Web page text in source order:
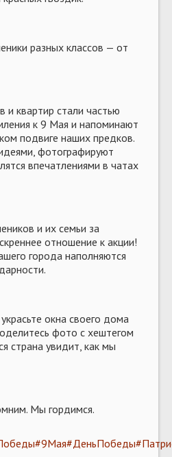
разных классов — от
квартир стали частью
к 9 Мая и напоминают
подвиге наших предков.
фотографируют
впечатлениями в чатах
и их семьи за
отношение к акции!
города наполняются
окна своего дома
фото с хештегом
страна увидит, как мы
Мы гордимся.
#9Мая#ДеньПобеды